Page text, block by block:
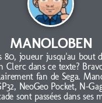
MANOLOBEN
80, joueur jusqu'au bout
Clerc dans ce texte?
fan de Sega.
NeoGeo Pocket, N-
sont passées dans ses